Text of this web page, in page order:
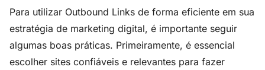
Para utilizar Outbound Links de forma eficiente em sua
estratégia de marketing digital, é importante seguir
algumas boas práticas. Primeiramente, é essencial
escolher sites confiáveis e relevantes para fazer